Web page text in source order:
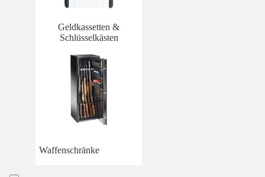
Geldkassetten &
Schlüsselkästen
Waffenschränke